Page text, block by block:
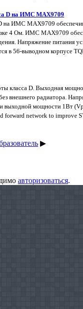
D на ИМС MAX9709
на ИМС MAX9709
4 Ом. ИМС MAX9709
Напряжение питания
в 56-выводном корпусе
класса D. Выходная
внешнего радиатора.
выходной мощности 1Вт
forward network to improve
▶
авторизоваться.